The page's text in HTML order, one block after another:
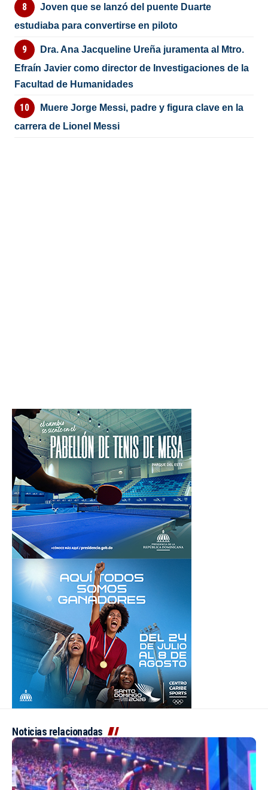
Joven que se lanzó del puente Duarte
estudiaba para convertirse en piloto
Dra. Ana Jacqueline Ureña juramenta al Mtro.
Efraín Javier como director de Investigaciones de la
Facultad de Humanidades
Muere Jorge Messi, padre y figura clave en la
carrera de Lionel Messi
Noticias relacionadas